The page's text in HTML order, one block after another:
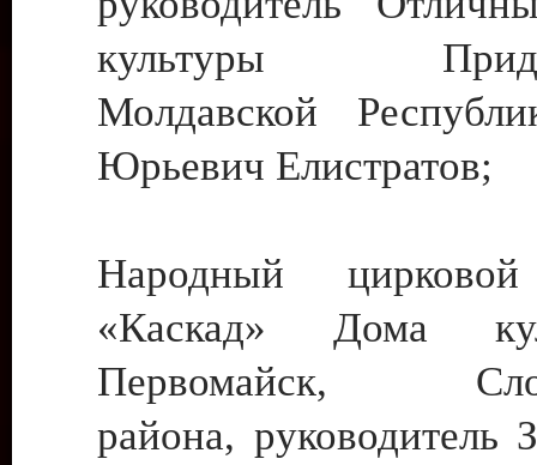
культуры
Молдавской
Юрьевич Елистратов;
Народный цирковой
«Каскад» Дома
Первомайск,
района, руководитель